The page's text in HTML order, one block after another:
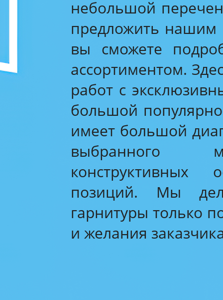
небольшой
предложить нашим
вы сможете
ассортиментом.
работ с
большой
имеет большой
выбранного
конструктивных
позиций. Мы
гарнитуры только
и желания